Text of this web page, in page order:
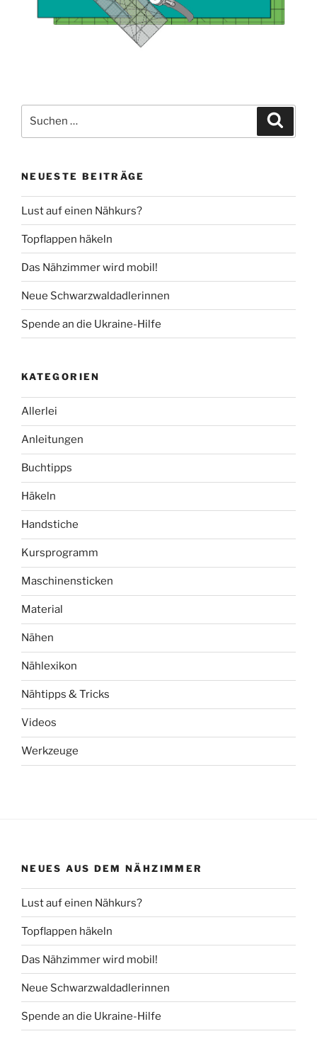
nach:
NEUESTE BEITRÄGE
Lust auf einen Nähkurs?
Topflappen häkeln
Das Nähzimmer wird mobil!
Neue Schwarzwaldadlerinnen
Spende an die Ukraine-Hilfe
KATEGORIEN
Allerlei
Anleitungen
Buchtipps
Häkeln
Handstiche
Kursprogramm
Maschinensticken
Material
Nähen
Nählexikon
Nähtipps & Tricks
Videos
Werkzeuge
NEUES AUS DEM NÄHZIMMER
Lust auf einen Nähkurs?
Topflappen häkeln
Das Nähzimmer wird mobil!
Neue Schwarzwaldadlerinnen
Spende an die Ukraine-Hilfe